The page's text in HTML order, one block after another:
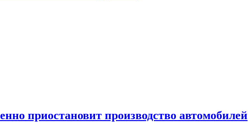
приостановит производство автомобилей